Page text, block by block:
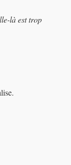
là est trop
Ahh!